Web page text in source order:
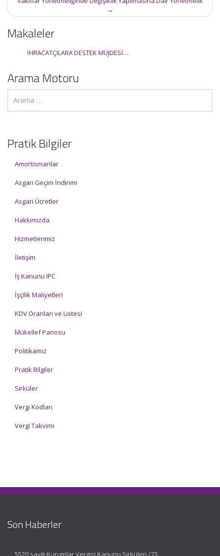
→
Makaleler
İHRACATÇILARA DESTEK MÜJDESİ…
Arama Motoru
Pratik Bilgiler
Amortismanlar
Asgari Geçim İndirimi
Asgari Ücretler
Hakkımızda
Hizmetlerimiz
İletişim
İş Kanunu IPC
İşçilik Maliyetleri
KDV Oranları ve Listesi
Mükellef Panosu
Politikamız
Pratik Bilgiler
Sirküler
Vergi Kodları
Vergi Takvimi
Son Haberler
5520 sayılı Kurumlar Vergisi Kanunu Sirküleri /73